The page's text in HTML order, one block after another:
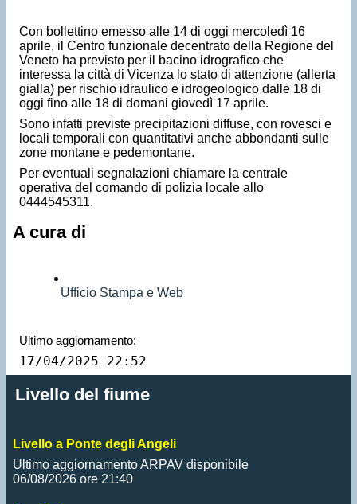
Con bollettino emesso alle 14 di oggi mercoledì 16
aprile, il Centro funzionale decentrato della Regione del
Veneto ha previsto per il bacino idrografico che
interessa la città di Vicenza lo stato di attenzione (allerta
gialla) per rischio idraulico e idrogeologico dalle 18 di
oggi fino alle 18 di domani giovedì 17 aprile.
Sono infatti previste precipitazioni diffuse, con rovesci e
locali temporali con quantitativi anche abbondanti sulle
zone montane e pedemontane.
Per eventuali segnalazioni chiamare la centrale
operativa del comando di polizia locale allo
0444545311.
A cura di
Ufficio Stampa e Web
Ultimo aggiornamento:
17/04/2025 22:52
Livello del fiume
Livello a Ponte degli Angeli
Ultimo aggiornamento ARPAV disponibile
06/08/2026 ore 21:40